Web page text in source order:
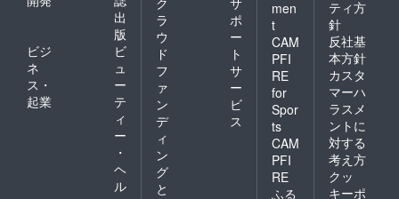
出
版
ビジ
ネ
ス・
起業
ビ
ュ
ー
テ
ィ
ー
・
ヘ
ル
ラ
ウ
ド
フ
ァ
ン
デ
ィ
ン
グ
と
ポ
ー
ト
サ
ー
ビ
ス
men
t
CAM
PFI
RE
for
Spor
ts
CAM
PFI
RE
ふる
ティ方
針
反社基
本方針
カスタ
マーハ
ラスメ
ントに
対する
考え方
クッ
キーポ